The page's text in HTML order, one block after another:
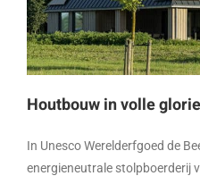
Houtbouw in volle
In Unesco Werelderfgoed de
energieneutrale stolpboerderij